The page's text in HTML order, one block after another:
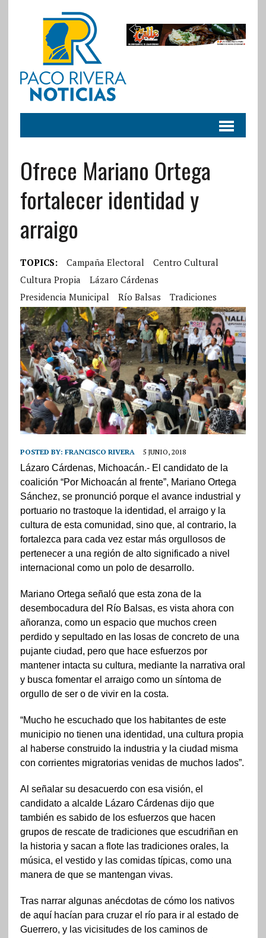
Ofrece Mariano Ortega
fortalecer identidad y
arraigo
TOPICS: Campaña Electoral
Centro Cultural
Cultura Propia
Lázaro Cárdenas
Presidencia Municipal
Río Balsas Tradiciones
POSTED BY: FRANCISCO RIVERA 5 JUNIO, 2018
Lázaro Cárdenas, Michoacán.- El candidato de la
coalición “Por Michoacán al frente”, Mariano Ortega
Sánchez, se pronunció porque el avance industrial y
portuario no trastoque la identidad, el arraigo y la
cultura de esta comunidad, sino que, al contrario, la
fortalezca para cada vez estar más orgullosos de
pertenecer a una región de alto significado a nivel
internacional como un polo de desarrollo.
Mariano Ortega señaló que esta zona de la
desembocadura del Río Balsas, es vista ahora con
añoranza, como un espacio que muchos creen
perdido y sepultado en las losas de concreto de una
pujante ciudad, pero que hace esfuerzos por
mantener intacta su cultura, mediante la narrativa oral
y busca fomentar el arraigo como un síntoma de
orgullo de ser o de vivir en la costa.
“Mucho he escuchado que los habitantes de este
municipio no tienen una identidad, una cultura propia
al haberse construido la industria y la ciudad misma
con corrientes migratorias venidas de muchos lados”.
Al señalar su desacuerdo con esa visión, el
candidato a alcalde Lázaro Cárdenas dijo que
también es sabido de los esfuerzos que hacen
grupos de rescate de tradiciones que escudriñan en
la historia y sacan a flote las tradiciones orales, la
música, el vestido y las comidas típicas, como una
manera de que se mantengan vivas.
Tras narrar algunas anécdotas de cómo los nativos
de aquí hacían para cruzar el río para ir al estado de
Guerrero, y las vicisitudes de los caminos de